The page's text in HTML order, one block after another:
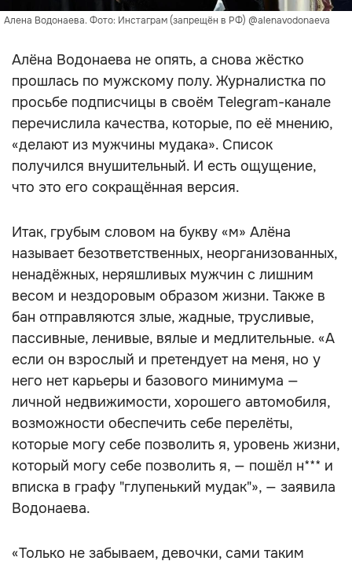
Алена Водонаева. Фото: Инстаграм (запрещён в РФ) @alenavodonaeva
Алёна Водонаева не опять, а снова жёстко
прошлась по мужскому полу. Журналистка по
просьбе подписчицы в своём Telegram-канале
перечислила качества, которые, по её мнению,
«делают из мужчины мудака». Список
получился внушительный. И есть ощущение,
что это его сокращённая версия.
Итак, грубым словом на букву «м» Алёна
называет безответственных, неорганизованных,
ненадёжных, неряшливых мужчин с лишним
весом и нездоровым образом жизни. Также в
бан отправляются злые, жадные, трусливые,
пассивные, ленивые, вялые и медлительные. «А
если он взрослый и претендует на меня, но у
него нет карьеры и базового минимума —
личной недвижимости, хорошего автомобиля,
возможности обеспечить себе перелёты,
которые могу себе позволить я, уровень жизни,
который могу себе позволить я, — пошёл н*** и
вписка в графу "глупенький мудак"», — заявила
Водонаева.
«Только не забываем, девочки, сами таким